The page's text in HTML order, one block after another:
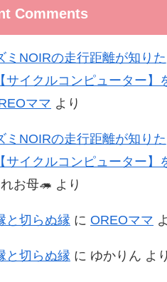
Comments
ミNOIRの走行距離が知りた
サイクルコンピューター】
ママ より
ミNOIRの走行距離が知りた
サイクルコンピューター】
お母🦔 より
と切らぬ縁 に OREOママ
と切らぬ縁 に ゆかりん より